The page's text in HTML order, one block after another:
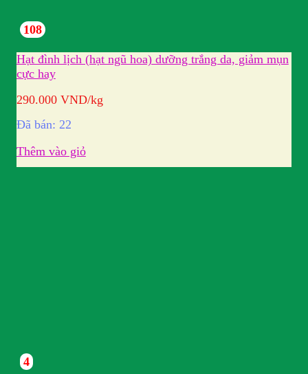
108
Hạt đình lịch (hạt ngũ hoa) dưỡng trắng da, giảm mụn
cực hay
290.000 VND/kg
Đã bán: 22
Thêm vào giỏ
4